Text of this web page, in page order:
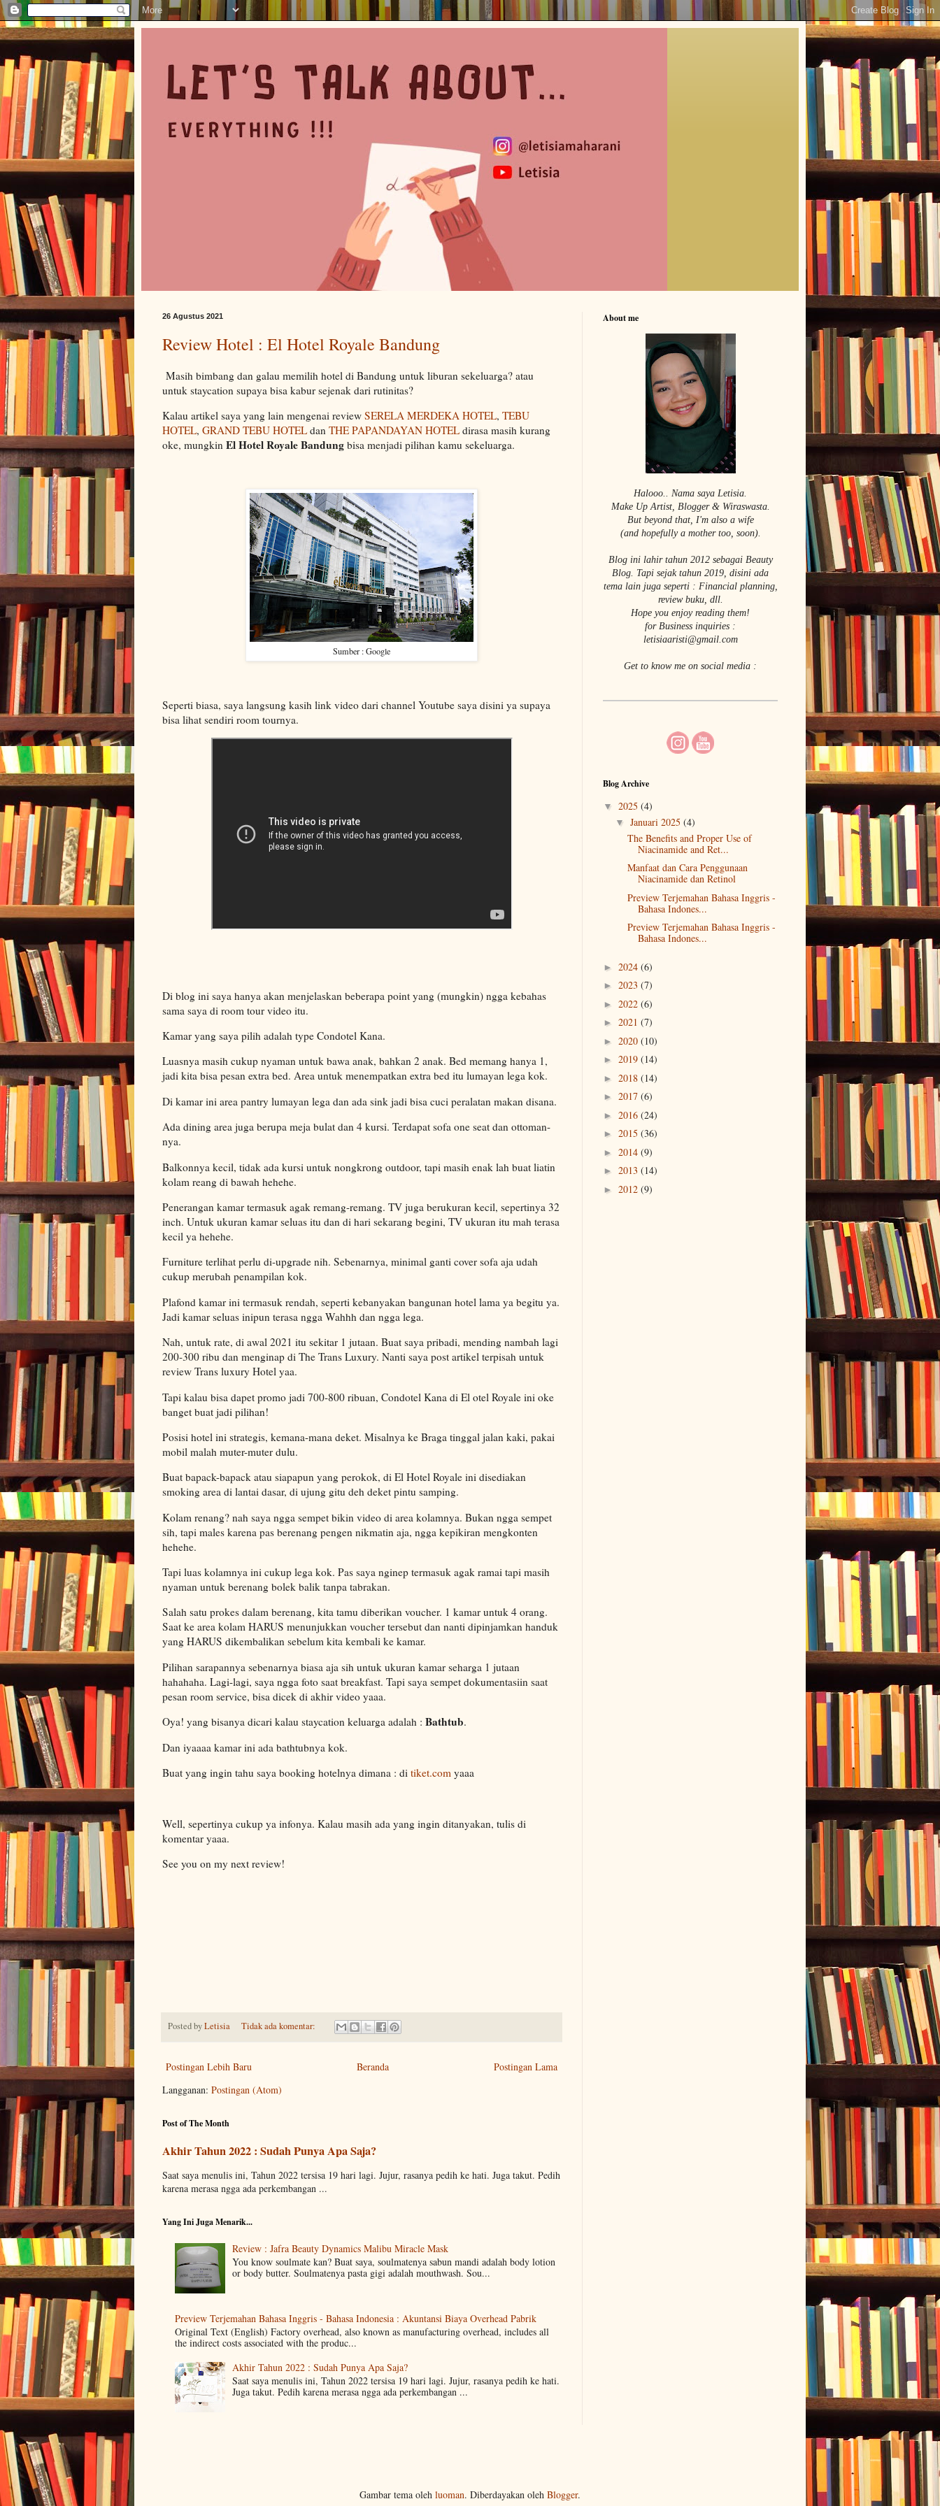
26 Agustus 2021
Review Hotel : El Hotel Royale Bandung
Masih bimbang dan galau memilih hotel di Bandung untuk liburan sekeluarga? atau
untuk staycation supaya bisa kabur sejenak dari rutinitas?
Kalau artikel saya yang lain mengenai review SERELA MERDEKA HOTEL, TEBU
HOTEL, GRAND TEBU HOTEL dan THE PAPANDAYAN HOTEL dirasa masih kurang
oke, mungkin El Hotel Royale Bandung bisa menjadi pilihan kamu sekeluarga.
Sumber : Google
Seperti biasa, saya langsung kasih link video dari channel Youtube saya disini ya supaya
bisa lihat sendiri room tournya.
Di blog ini saya hanya akan menjelaskan beberapa point yang (mungkin) ngga kebahas
sama saya di room tour video itu.
Kamar yang saya pilih adalah type Condotel Kana.
Luasnya masih cukup nyaman untuk bawa anak, bahkan 2 anak. Bed memang hanya 1,
jadi kita bisa pesan extra bed. Area untuk menempatkan extra bed itu lumayan lega kok.
Di kamar ini area pantry lumayan lega dan ada sink jadi bisa cuci peralatan makan disana.
Ada dining area juga berupa meja bulat dan 4 kursi. Terdapat sofa one seat dan ottoman-
nya.
Balkonnya kecil, tidak ada kursi untuk nongkrong outdoor, tapi masih enak lah buat liatin
kolam reang di bawah hehehe.
Penerangan kamar termasuk agak remang-remang. TV juga berukuran kecil, sepertinya 32
inch. Untuk ukuran kamar seluas itu dan di hari sekarang begini, TV ukuran itu mah terasa
kecil ya hehehe.
Furniture terlihat perlu di-upgrade nih. Sebenarnya, minimal ganti cover sofa aja udah
cukup merubah penampilan kok.
Plafond kamar ini termasuk rendah, seperti kebanyakan bangunan hotel lama ya begitu ya.
Jadi kamar seluas inipun terasa ngga Wahhh dan ngga lega.
Nah, untuk rate, di awal 2021 itu sekitar 1 jutaan. Buat saya pribadi, mending nambah lagi
200-300 ribu dan menginap di The Trans Luxury. Nanti saya post artikel terpisah untuk
review Trans luxury Hotel yaa.
Tapi kalau bisa dapet promo jadi 700-800 ribuan, Condotel Kana di El otel Royale ini oke
banget buat jadi pilihan!
Posisi hotel ini strategis, kemana-mana deket. Misalnya ke Braga tinggal jalan kaki, pakai
mobil malah muter-muter dulu.
Buat bapack-bapack atau siapapun yang perokok, di El Hotel Royale ini disediakan
smoking area di lantai dasar, di ujung gitu deh deket pintu samping.
Kolam renang? nah saya ngga sempet bikin video di area kolamnya. Bukan ngga sempet
sih, tapi males karena pas berenang pengen nikmatin aja, ngga kepikiran mengkonten
hehehe.
Tapi luas kolamnya ini cukup lega kok. Pas saya nginep termasuk agak ramai tapi masih
nyaman untuk berenang bolek balik tanpa tabrakan.
Salah satu prokes dalam berenang, kita tamu diberikan voucher. 1 kamar untuk 4 orang.
Saat ke area kolam HARUS menunjukkan voucher tersebut dan nanti dipinjamkan handuk
yang HARUS dikembalikan sebelum kita kembali ke kamar.
Pilihan sarapannya sebenarnya biasa aja sih untuk ukuran kamar seharga 1 jutaan
hahahaha. Lagi-lagi, saya ngga foto saat breakfast. Tapi saya sempet dokumentasiin saat
pesan room service, bisa dicek di akhir video yaaa.
Oya! yang bisanya dicari kalau staycation keluarga adalah : Bathtub.
Dan iyaaaa kamar ini ada bathtubnya kok.
Buat yang ingin tahu saya booking hotelnya dimana : di tiket.com yaaa
Well, sepertinya cukup ya infonya. Kalau masih ada yang ingin ditanyakan, tulis di
komentar yaaa.
See you on my next review!
Posted byLetisia Tidak ada komentar:
Postingan Lebih Baru Postingan Lama
Beranda
Langganan: Postingan (Atom)
Post of The Month
Akhir Tahun 2022 : Sudah Punya Apa Saja?
Saat saya menulis ini, Tahun 2022 tersisa 19 hari lagi. Jujur, rasanya pedih ke hati. Juga takut. Pedih
karena merasa ngga ada perkembangan ...
Yang Ini Juga Menarik...
Review : Jafra Beauty Dynamics Malibu Miracle Mask
You know soulmate kan? Buat saya, soulmatenya sabun mandi adalah body lotion
or body butter. Soulmatenya pasta gigi adalah mouthwash. Sou...
Preview Terjemahan Bahasa Inggris - Bahasa Indonesia : Akuntansi Biaya Overhead Pabrik
Original Text (English) Factory overhead, also known as manufacturing overhead, includes all
the indirect costs associated with the produc...
Akhir Tahun 2022 : Sudah Punya Apa Saja?
Saat saya menulis ini, Tahun 2022 tersisa 19 hari lagi. Jujur, rasanya pedih ke hati.
Juga takut. Pedih karena merasa ngga ada perkembangan ...
About me
Halooo.. Nama saya Letisia.
Make Up Artist, Blogger & Wiraswasta.
But beyond that, I'm also a wife
(and hopefully a mother too, soon).
Blog ini lahir tahun 2012 sebagai Beauty
Blog. Tapi sejak tahun 2019, disini ada
tema lain juga seperti : Financial planning,
review buku, dll.
Hope you enjoy reading them!
for Business inquiries :
letisiaaristi@gmail.com
Get to know me on social media :
Blog Archive
▼ 2025 (4)
▼ Januari 2025 (4)
The Benefits and Proper Use of
Niacinamide and Ret...
Manfaat dan Cara Penggunaan
Niacinamide dan Retinol
Preview Terjemahan Bahasa Inggris -
Bahasa Indones...
Preview Terjemahan Bahasa Inggris -
Bahasa Indones...
► 2024 (6)
► 2023 (7)
► 2022 (6)
► 2021 (7)
► 2020 (10)
► 2019 (14)
► 2018 (14)
► 2017 (6)
► 2016 (24)
► 2015 (36)
► 2014 (9)
► 2013 (14)
► 2012 (9)
Gambar tema oleh luoman. Diberdayakan oleh Blogger.